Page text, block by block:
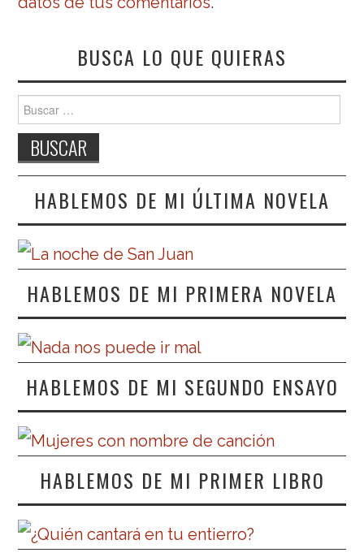
BUSCA LO QUE QUIERAS
Buscar:
HABLEMOS DE MI ÚLTIMA NOVELA
HABLEMOS DE MI PRIMERA NOVELA
HABLEMOS DE MI SEGUNDO ENSAYO
HABLEMOS DE MI PRIMER LIBRO